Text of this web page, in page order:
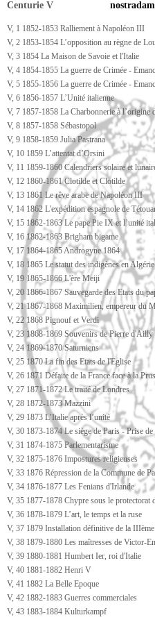
Centurie V
V, 1 1852-1853 Ralliement à Napoléon III
V, 2 1853-1854 L’opposition au règne de
V, 3 1854 La Maison de Savoie et l'Italie
V, 4 1854-1855 La guerre de Crimée -
V, 5 1855-1856 La guerre de Crimée -
V, 6 1856-1857 L’Unité italienne
V, 7 1857-1858 La Charbonnerie à l’origine
V, 8 1857-1858 Sébastopol
V, 9 1858-1859 Julia Pastrana
V, 10 1859 L’attentat d’Orsini
V, 11 1859-1860 Calendriers solaire et
V, 12 1860-1861 Clotilde et Clotilde
V, 13 1861 Le rêve arabe de Napoléon III
V, 14 1862 L'expédition espagnole de
V, 15 1862-1863 Le pape Pie IX et l’unité
V, 16 1862-1863 Brigham bigame
V, 17 1864-1865 Androgyne 1864
V, 18 1865 Le statut des indigènes en Algérie
V, 19 1865-1866 L'ère Meiji
V, 20 1866-1867 Sauvegarde des Etats du
V, 21 1867-1868 Maximilien, empereur du
V, 22 1868 Pignouf et Verdi
V, 23 1868-1869 Souvenirs de Pierre d'Ailly
V, 24 1869-1870 Saturniens
V, 25 1870 La fin des Etats de l'Eglise
V, 26 1871 Défaite de la France face à la
V, 27 1871-1872 Le traité de Londres
V, 28 1872-1873 Mazzini
V, 29 1873 L’Italie après l’unité
V, 30 1873-1874 Le siège de Paris - Prise de
V, 31 1874-1875 Parlementarisme
V, 32 1875-1876 Impostures religieuses
V, 33 1876 Répression de la Commune de
V, 34 1876-1877 Les Fenians d'Irlande
V, 35 1877-1878 Chypre sous le protectorat
V, 36 1878-1879 L’art, le temps et la ruse
V, 37 1879 Installation définitive de la
V, 38 1879-1880 Les maîtresses de Victor-
V, 39 1880-1881 Humbert Ier, roi d'Italie
V, 40 1881-1882 Henri V
V, 41 1882 La Belle Epoque
V, 42 1882-1883 Guerres commerciales
V, 43 1883-1884 Kulturkampf